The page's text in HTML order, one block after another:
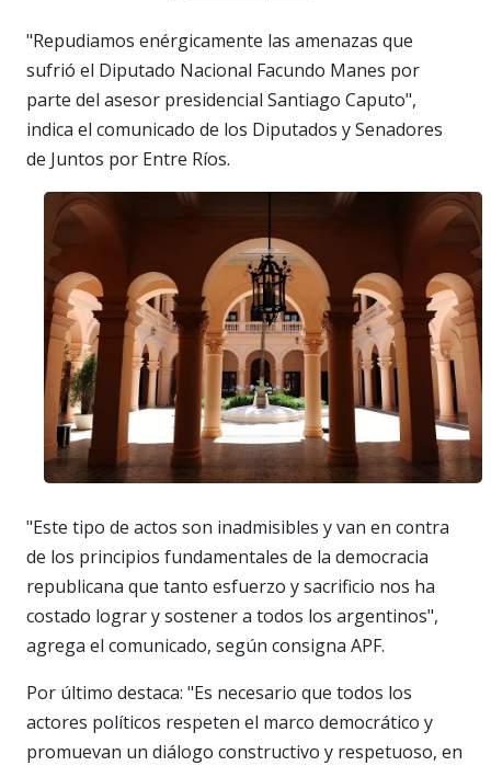
"Repudiamos enérgicamente las amenazas que
sufrió el Diputado Nacional Facundo Manes por
parte del asesor presidencial Santiago Caputo",
indica el comunicado de los Diputados y Senadores
de Juntos por Entre Ríos.
"Este tipo de actos son inadmisibles y van en contra
de los principios fundamentales de la democracia
republicana que tanto esfuerzo y sacrificio nos ha
costado lograr y sostener a todos los argentinos",
agrega el comunicado, según consigna APF.
Por último destaca: "Es necesario que todos los
actores políticos respeten el marco democrático y
promuevan un diálogo constructivo y respetuoso, en